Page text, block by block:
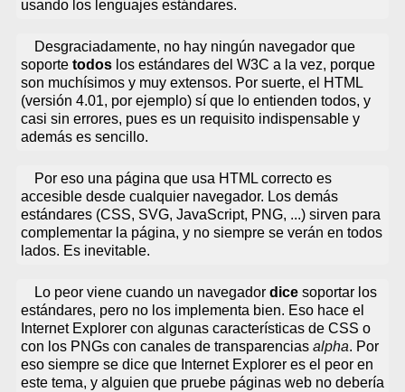
usando los lenguajes estándares.
Desgraciadamente, no hay ningún navegador que
soporte todoslos estándares del W3C a la vez, porque
son muchísimos y muy extensos. Por suerte, el HTML
(versión 4.01, por ejemplo) sí que lo entienden todos, y
casi sin errores, pues es un requisito indispensable y
además es sencillo.
Por eso una página que usa HTML correcto es
accesible desde cualquier navegador. Los demás
estándares (CSS, SVG, JavaScript, PNG, ...) sirven para
complementar la página, y no siempre se verán en todos
lados. Es inevitable.
Lo peor viene cuando un navegador dicesoportar los
estándares, pero no los implementa bien. Eso hace el
Internet Explorer con algunas características de CSS o
con los PNGs con canales de transparencias alpha. Por
eso siempre se dice que Internet Explorer es el peor en
este tema, y alguien que pruebe páginas web no debería